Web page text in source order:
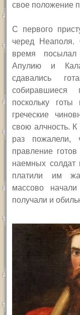
свое положение
С первого
черед Неаполя.
время
Апулию и
сдавались
собиравшиеся
поскольку готы
греческие
свою алчность.
раз пожалели,
правление
наемных
платили им
массово
получали и